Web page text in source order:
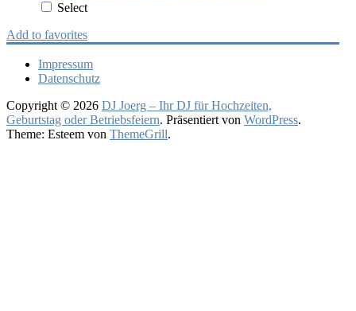
Select
Add to favorites
Impressum
Datenschutz
Copyright © 2026 DJ Joerg – Ihr DJ für Hochzeiten,
Geburtstag oder Betriebsfeiern. Präsentiert von WordPress.
Theme: Esteem von ThemeGrill.